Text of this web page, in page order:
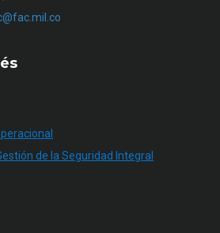
de la Seguridad Integral